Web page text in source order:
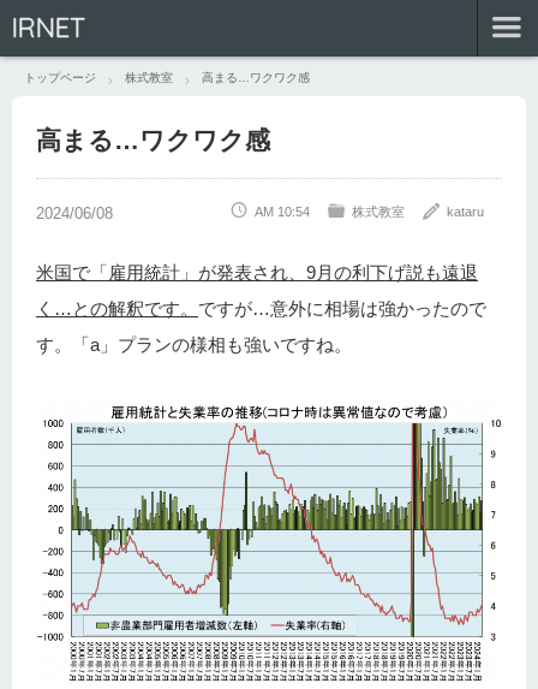
IRNET
トップページ 株式教室 高まる…ワクワク感
高まる…ワクワク感
AM 10:54 株式教室 kataru
米国で「雇用統計」が発表され、9月の利下げ説も遠退
く…との解釈です。 ですが…意外に相場は強かったので
す。「a」プランの様相も強いですね。